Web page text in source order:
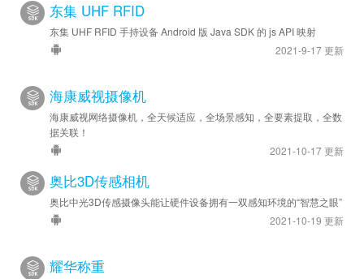
东集 UHF RFID
东集 UHF RFID 手持设备 Android 版 Java SDK 的 js API 映射
2021-9-17 更新
海康威视摄像机
海康威视网络摄像机，全天候适应，全场景感知，全要素提取，全数
据关联！
2021-10-17 更新
奥比3D传感相机
奥比中光3D传感摄像头能让硬件设备拥有一双感知环境的“智慧之眼”
2021-10-19 更新
耀华称重